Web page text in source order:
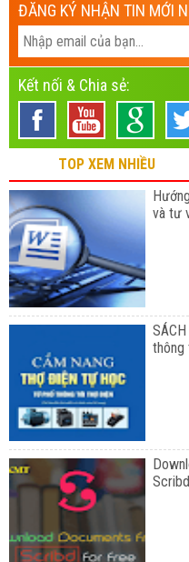
ĐĂNG KÝ NHẬN TIN MỚI
Kết nối & Chia sẻ:
TOP XEM NHIỀU
và tư
thông